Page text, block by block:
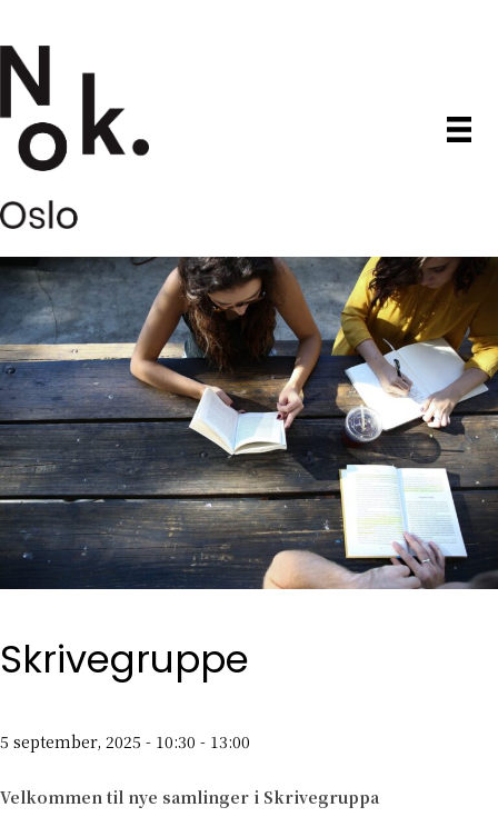
Skrivegruppe
5 september, 2025 - 10:30 - 13:00
Velkommen til nye samlinger i Skrivegruppa